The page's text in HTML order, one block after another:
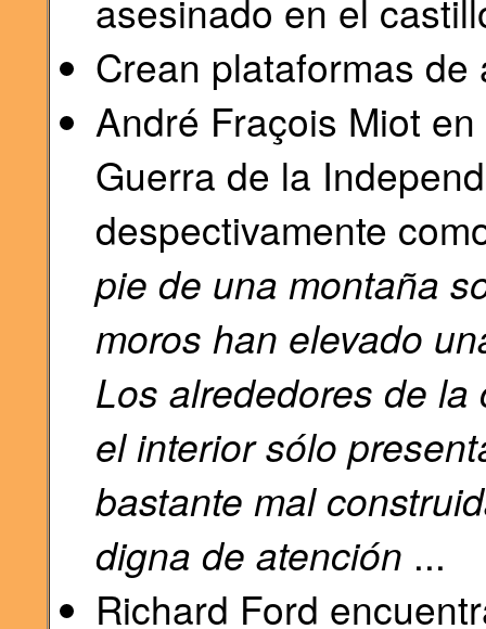
asesinado en el
Crean plataformas de
André Fraçois Miot
Guerra de la
despectivamente
pie de una montaña
moros han elevado
Los alrededores de
el interior sólo
bastante mal
digna de atención ...
Richard Ford